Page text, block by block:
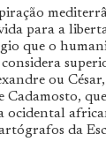
para a
que o
ou
Cadamosto,
ocidental
da